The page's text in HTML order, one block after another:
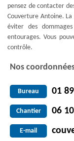
pensez de contacter
Couverture Antoine.
éviter des
entourages. Vous
contrôle.
Nos
Bureau 01
Chantier 06
E-mail